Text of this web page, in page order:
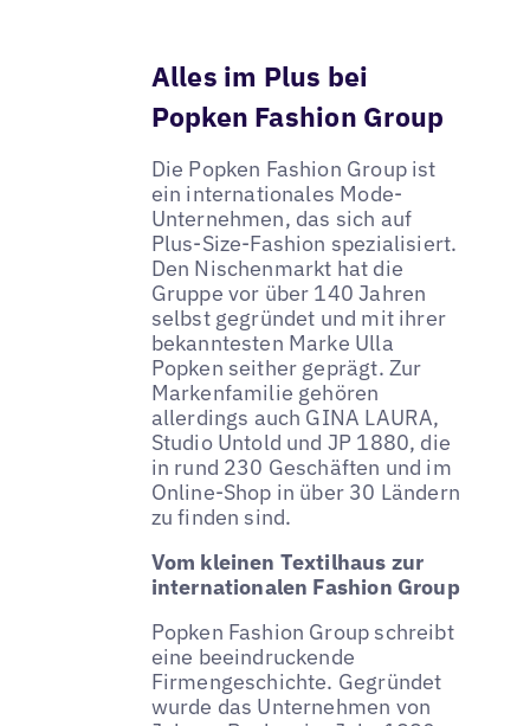
Alles im Plus bei
Popken Fashion Group
Die Popken Fashion Group ist
ein internationales Mode-
Unternehmen, das sich auf
Plus-Size-Fashion spezialisiert.
Den Nischenmarkt hat die
Gruppe vor über 140 Jahren
selbst gegründet und mit ihrer
bekanntesten Marke Ulla
Popken seither geprägt. Zur
Markenfamilie gehören
allerdings auch GINA LAURA,
Studio Untold und JP 1880, die
in rund 230 Geschäften und im
Online-Shop in über 30 Ländern
zu finden sind.
Vom kleinen Textilhaus zur
internationalen Fashion Group
Popken Fashion Group schreibt
eine beeindruckende
Firmengeschichte. Gegründet
wurde das Unternehmen von